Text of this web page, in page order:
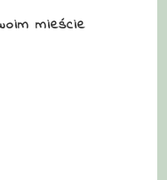
mieście